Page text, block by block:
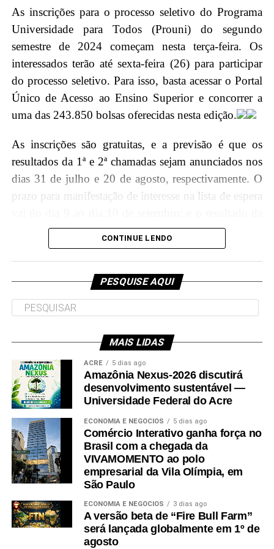
maior honraria da Justiça do Acre, a insígnia da
Ordem do Mérito Judiciário, durante a sessão solene
no Pleno, no Tribunal de Justiça do Acre (TJAC).
Instituída pela Resolução nº. 283/2022, essa distinção
é concedida por decisão unânime dos membros do
Conselho da Ordem do Mérito Judiciário acreano em
diferentes graus, reconhecendo assim a excelência e
relevância do trabalho do ministro para o Judiciário
brasileiro.
Agenda Ministro
11h – Sessão Solene de Outorga da Ordem do
Mérito Judiciário do Poder Judiciário do Acre,
As inscrições para o processo seletivo do Programa
Universidade para Todos (Prouni) do segundo
semestre de 2024 começam nesta terça-feira. Os
interessados terão até sexta-feira (26) para participar
do processo seletivo. Para isso, basta acessar o Portal
Único de Acesso ao Ensino Superior e concorrer a
uma das 243.850 bolsas oferecidas nesta edição.
As inscrições são gratuitas, e a previsão é que os
resultados da 1ª e 2ª chamadas sejam anunciados nos
dias 31 de julho e 20 de agosto, respectivamente. O
prazo para manifestação de interesse na lista de espera
lista de espera sairá em 13 de setembro.
necessário que o candidato tenha
participado do Exame Nacional do Ensino
2023, obtendo nota mínima de 450 pontos
na média das cinco provas e nota acima de
zero na redação”, informa o Ministério da
Educação (MEC).
É também necessário que o candidato se enquadre
nos critérios socioeconômicos – incluindo renda
familiar per capita que não exceda um salário-mínimo
e meio para bolsas integrais e três salários-mínimos
para bolsas parciais – e esteja cadastrado no login
Único do governo federal que pode ser feito no
CONTINUE LENDO
PESQUISE AQUI
MAIS LIDAS
ACRE 5 dias ago
Amazônia Nexus-2026 discutirá
desenvolvimento sustentável —
Universidade Federal do Acre
ECONOMIA E NEGÓCIOS 5 dias ago
Comércio Interativo ganha força no
Brasil com a chegada da
VIVAMOMENTO ao polo
empresarial da Vila Olímpia, em
São Paulo
ECONOMIA E NEGÓCIOS 3 dias ago
A versão beta de “Fire Bull Farm”
será lançada globalmente em 1º de
agosto